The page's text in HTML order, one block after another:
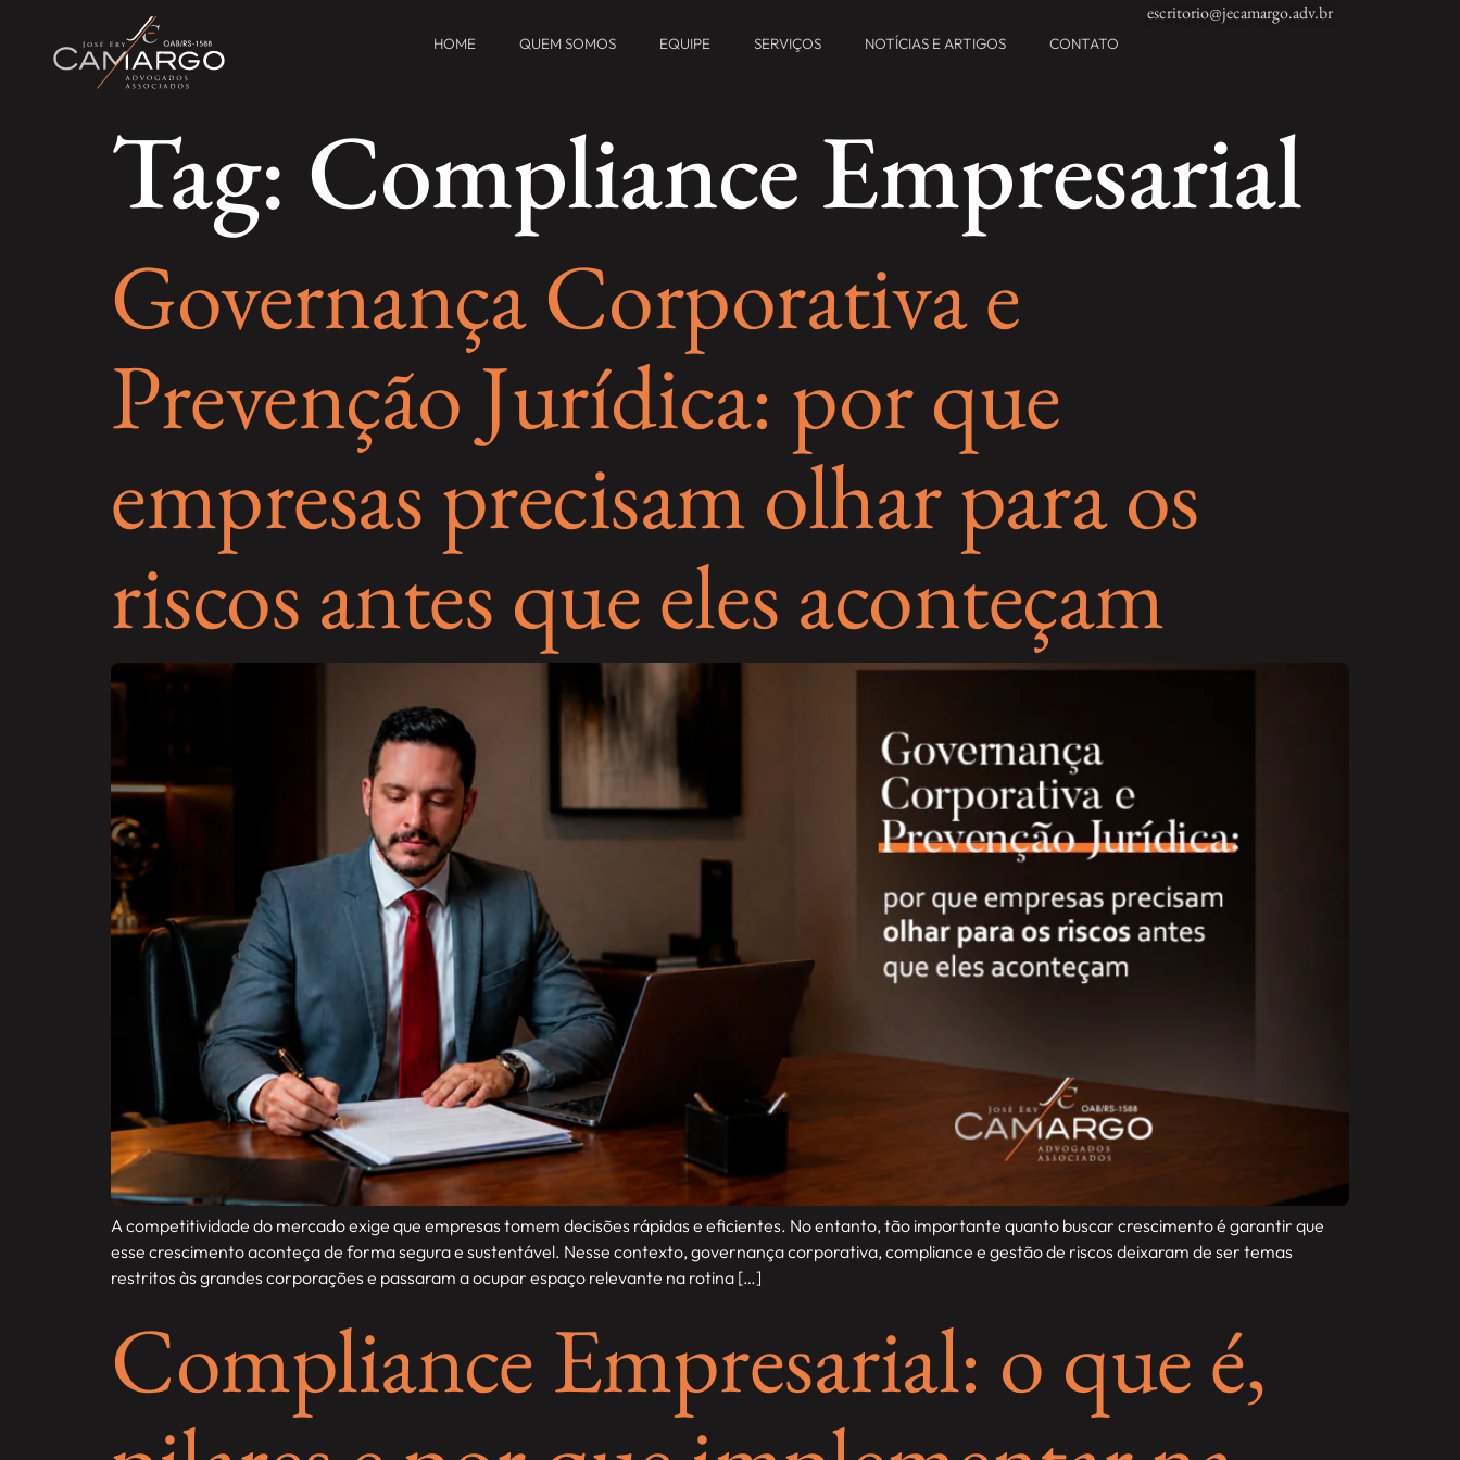
HOME QUEM SOMOS EQUIPE SERVIÇOS NOTÍCIAS E ARTIGOS CONTATO
escritorio@jecamargo.adv.br
Tag: Compliance Empresarial
Governança Corporativa e
Prevenção Jurídica: por que
empresas precisam olhar para os
riscos antes que eles aconteçam
A competitividade do mercado exige que empresas tomem decisões rápidas e eficientes. No entanto, tão importante quanto buscar crescimento é garantir que
esse crescimento aconteça de forma segura e sustentável. Nesse contexto, governança corporativa, compliance e gestão de riscos deixaram de ser temas
restritos às grandes corporações e passaram a ocupar espaço relevante na rotina […]
Compliance Empresarial: o que é,